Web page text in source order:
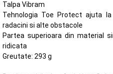
Talpa Vibram
Tehnologia Toe Protect ajuta
radacini si alte obstacole
Partea superioara din material
ridicata
Greutate: 293 g